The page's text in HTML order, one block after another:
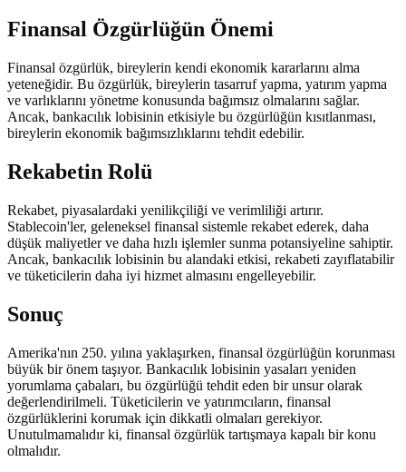
Finansal Özgürlüğün Önemi
Finansal özgürlük, bireylerin kendi ekonomik kararlarını alma
yeteneğidir. Bu özgürlük, bireylerin tasarruf yapma, yatırım yapma
ve varlıklarını yönetme konusunda bağımsız olmalarını sağlar.
Ancak, bankacılık lobisinin etkisiyle bu özgürlüğün kısıtlanması,
bireylerin ekonomik bağımsızlıklarını tehdit edebilir.
Rekabetin Rolü
Rekabet, piyasalardaki yenilikçiliği ve verimliliği artırır.
Stablecoin'ler, geleneksel finansal sistemle rekabet ederek, daha
düşük maliyetler ve daha hızlı işlemler sunma potansiyeline sahiptir.
Ancak, bankacılık lobisinin bu alandaki etkisi, rekabeti zayıflatabilir
ve tüketicilerin daha iyi hizmet almasını engelleyebilir.
Sonuç
Amerika'nın 250. yılına yaklaşırken, finansal özgürlüğün korunması
büyük bir önem taşıyor. Bankacılık lobisinin yasaları yeniden
yorumlama çabaları, bu özgürlüğü tehdit eden bir unsur olarak
değerlendirilmeli. Tüketicilerin ve yatırımcıların, finansal
özgürlüklerini korumak için dikkatli olmaları gerekiyor.
Unutulmamalıdır ki, finansal özgürlük tartışmaya kapalı bir konu
olmalıdır.